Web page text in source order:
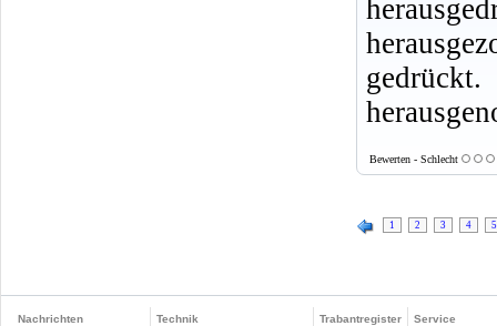
Bewerten - Schlecht
1 2 3 4 5
Nachrichten
Technik
Trabantregister
Service